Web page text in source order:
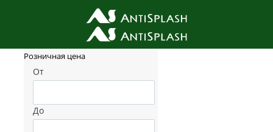
Фильтр товаров
Розничная цена
От
До